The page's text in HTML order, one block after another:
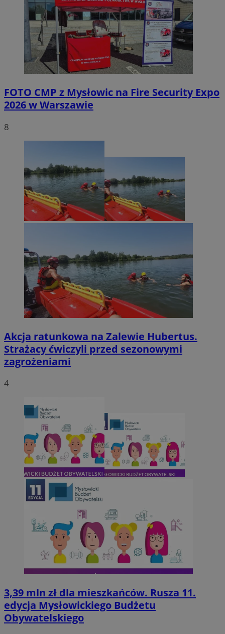
FOTO CMP z Mysłowic na Fire Security Expo
2026 w Warszawie
8
Akcja ratunkowa na Zalewie Hubertus.
Strażacy ćwiczyli przed sezonowymi
zagrożeniami
4
3,39 mln zł dla mieszkańców. Rusza 11.
edycja Mysłowickiego Budżetu
Obywatelskiego